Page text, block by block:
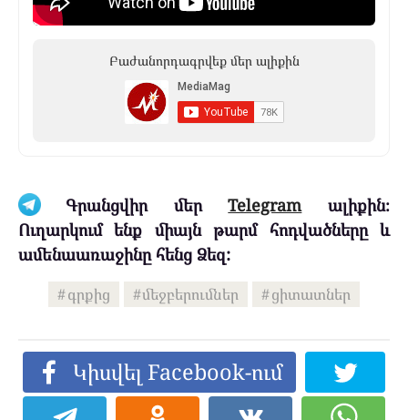
Բաժանորդագրվեք մեր ալիքին
Գրանցվիր մերTelegramալիքին։
Ուղարկում ենք միայն թարմ հոդվածները և
ամենաառաջինը հենց Ձեզ:
գրքից մեջբերումներ ցիտատներ
Կիսվել Facebook-ում